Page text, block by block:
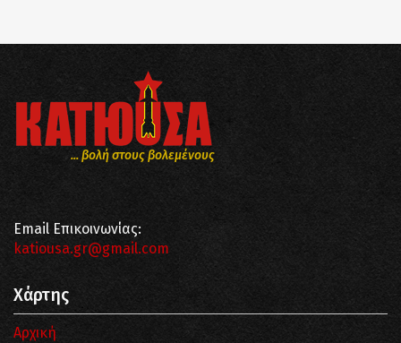
... βολή στους βολεμένους
Email Επικοινωνίας:
katiousa.gr@gmail.com
Χάρτης
Αρχική